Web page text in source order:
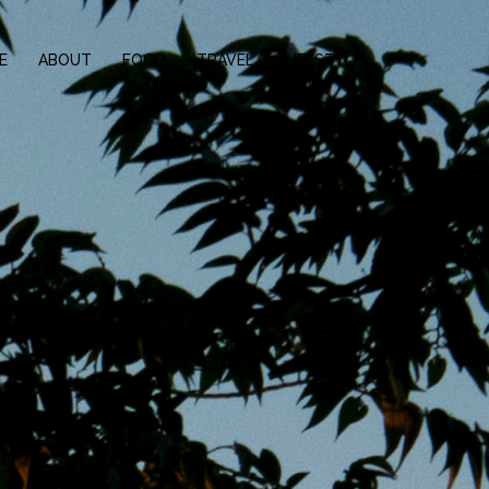
ABOUT FOOD TRAVEL LIFESTYLE